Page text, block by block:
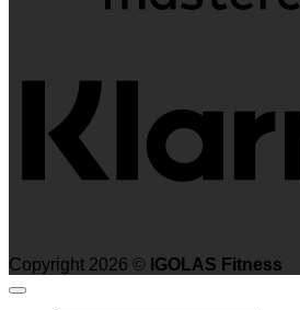
Copyright 2026 © IGOLAS Fitness